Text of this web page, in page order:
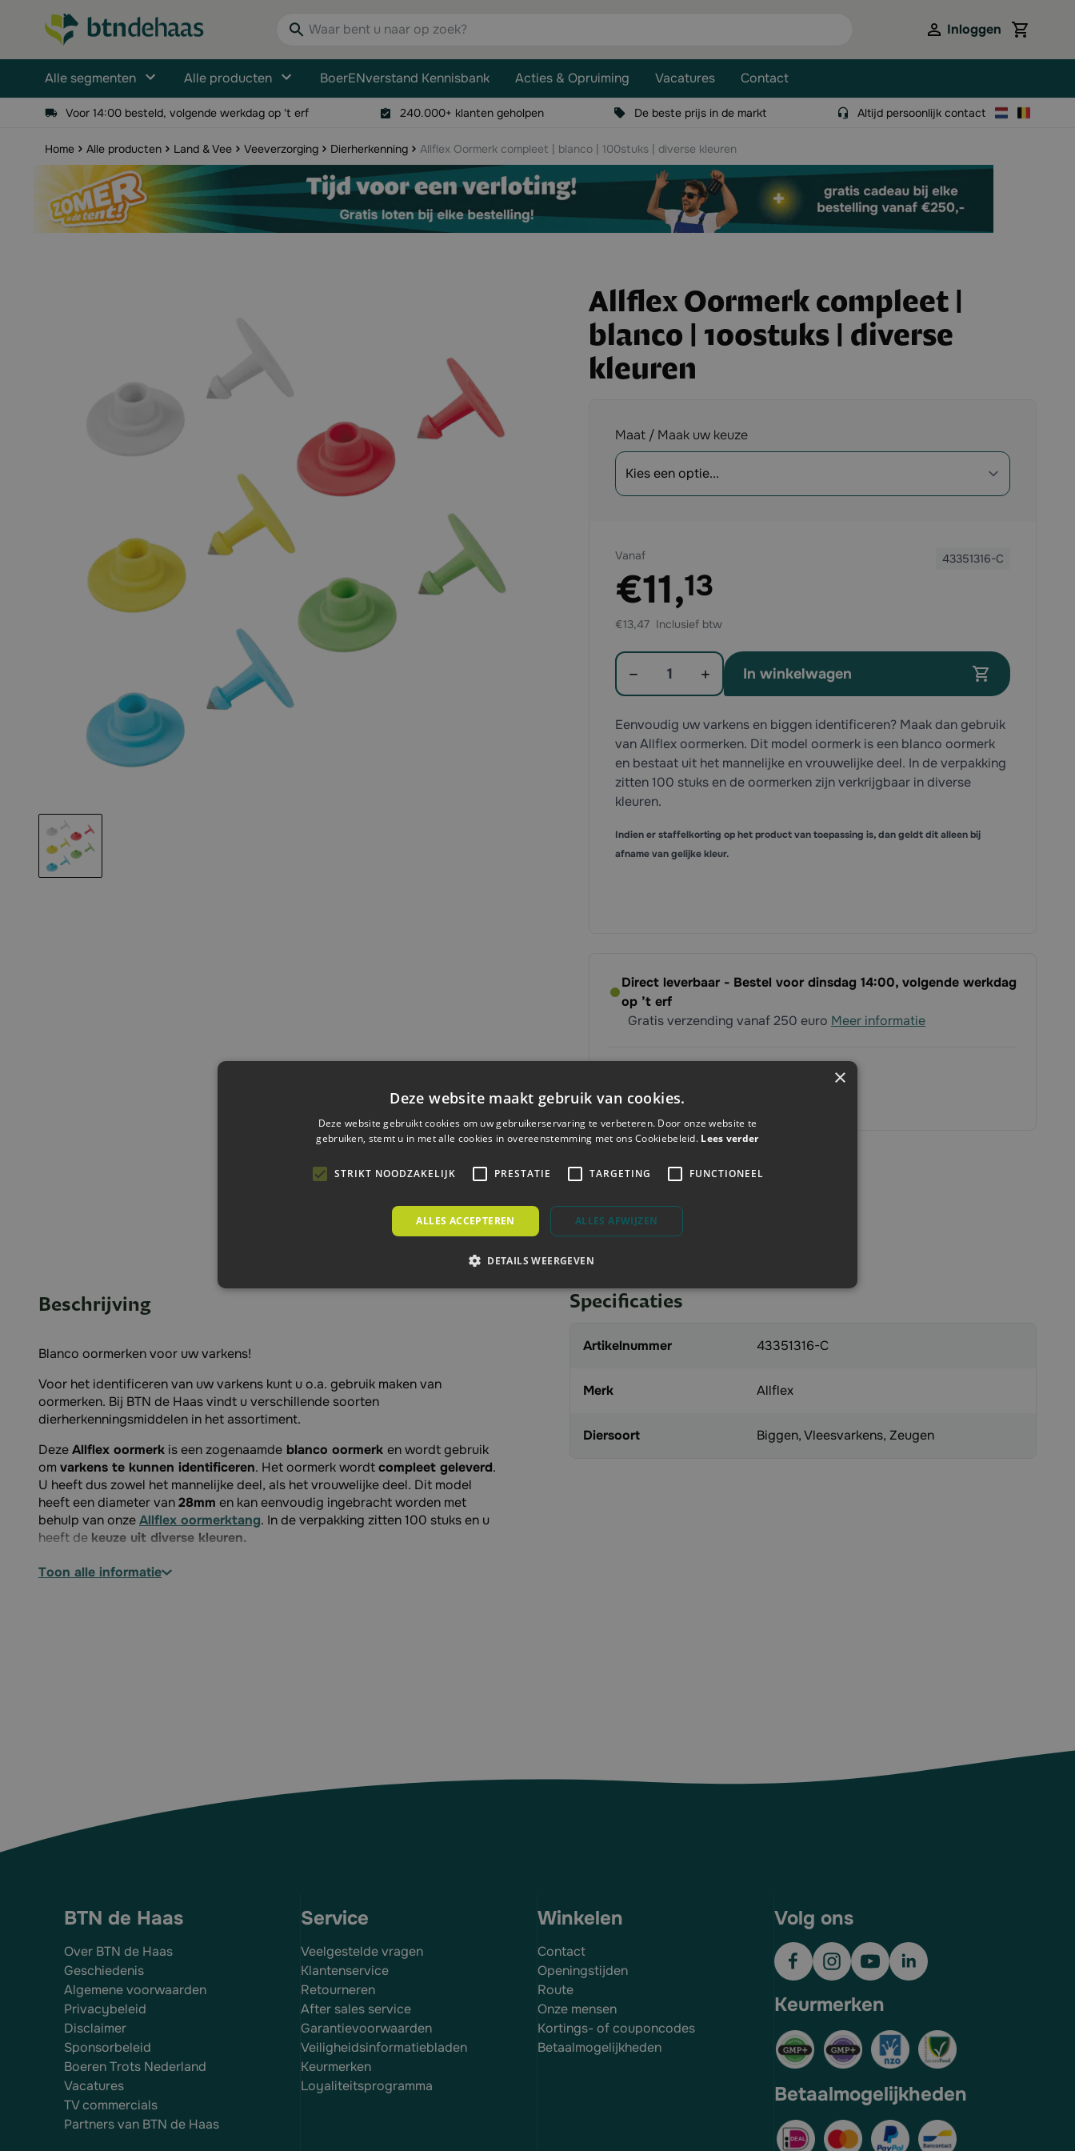
Waar bent u naar op zoek? Inloggen View
Alle segmenten Alle producten BoerENverstand Kennisbank Acties & Opruiming Vacatures Contact
Voor 14:00 besteld, volgende werkdag op 't erf 240.000+ klanten geholpen De beste prijs in de markt Altijd persoonlijk contact
Home Alle producten Land & Vee Veeverzorging Dierherkenning Allflex Oormerk compleet | blanco | 100stuks | diverse kleuren
Allflex Oormerk compleet |
blanco | 100stuks | diverse
kleuren
Opties
Maat / Maak uw keuze
Vanaf
Exclusief btw:
€11,13
€13,47
43351316-C
Aantal
In winkelwagen
Eenvoudig uw varkens en biggen identificeren? Maak dan gebruik
van Allflex oormerken. Dit model oormerk is een blanco oormerk
en bestaat uit het mannelijke en vrouwelijke deel. In de verpakking
zitten 100 stuks en de oormerken zijn verkrijgbaar in diverse
kleuren.
Indien er staffelkorting op het product van toepassing is, dan geldt dit alleen bij
afname van gelijke kleur.
Direct leverbaar - Bestel voor dinsdag 14:00, volgende werkdag
op ’t erf
Gratis verzending vanaf 250 euro Meer informatie
Neem contact met ons op
Meer dan 240.000 klanten geholpen
Beschrijving
Blanco oormerken voor uw varkens!
Voor het identificeren van uw varkens kunt u o.a. gebruik maken van
oormerken. Bij BTN de Haas vindt u verschillende soorten
dierherkenningsmiddelen in het assortiment.
DezeAllflex oormerk is een zogenaamde blanco oormerk en wordt gebruik
om varkens te kunnen identificeren. Het oormerk wordtcompleet geleverd.
U heeft dus zowel het mannelijke deel, als het vrouwelijke deel. Dit model
heeft een diameter van28mm en kan eenvoudig ingebracht worden met
behulp van onzeAllflex oormerktang. In de verpakking zitten 100 stuks en u
heeft de keuze uit diverse kleuren.
Specificaties:
toon alle informatie
Specificaties
Artikelnummer 43351316-C
Merk Allflex
Diersoort Biggen, Vleesvarkens, Zeugen
BTN de Haas
Over BTN de Haas
Geschiedenis
Algemene voorwaarden
Privacybeleid
Disclaimer
Sponsorbeleid
Boeren Trots Nederland
Vacatures
TV commercials
Partners van BTN de Haas
Service
Veelgestelde vragen
Klantenservice
Retourneren
After sales service
Garantievoorwaarden
Veiligheidsinformatiebladen
Keurmerken
Loyaliteitsprogramma
Winkelen
Contact
Openingstijden
Route
Onze mensen
Kortings- of couponcodes
Betaalmogelijkheden
Volg ons
Keurmerken
Betaalmogelijkheden
×
Deze website maakt gebruik van cookies.
Deze website gebruikt cookies om uw gebruikerservaring te verbeteren. Door onze website te
gebruiken, stemt u in met alle cookies in overeenstemming met ons Cookiebeleid. Lees verder
STRIKT NOODZAKELIJK PRESTATIE TARGETING FUNCTIONEEL
ALLES ACCEPTEREN ALLES AFWIJZEN
DETAILS WEERGEVEN